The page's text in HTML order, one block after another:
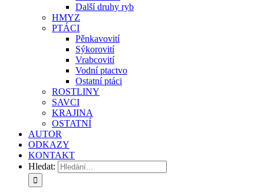
Další druhy ryb
HMYZ
PTÁCI
Pěnkavovití
Sýkorovití
Vrabcovití
Vodní ptactvo
Ostatní ptáci
ROSTLINY
SAVCI
KRAJINA
OSTATNÍ
AUTOR
ODKAZY
KONTAKT
Hledat: